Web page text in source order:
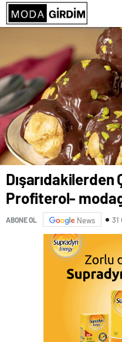
Dışarıdakilerden
Profiterol-
ABONE OL News 31